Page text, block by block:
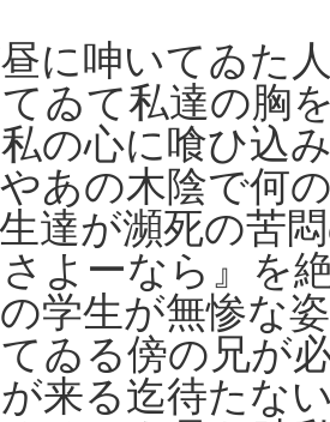
に呻いてゐた
ゐて私達の胸
の心に喰ひ込
あの木陰で何
達が瀕死の苦
よーなら』を
学生が無惨な
ゐる傍の兄が
来る迄待たな